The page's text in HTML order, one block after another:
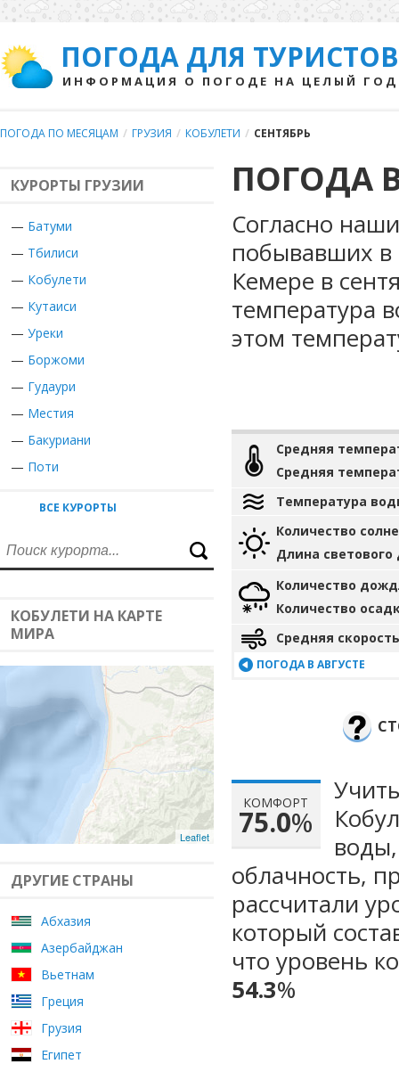
ПОГОДА ДЛЯ ТУРИСТОВ
ИНФОРМАЦИЯ О ПОГОДЕ НА ЦЕЛЫЙ ГОД
ПОГОДА ПО МЕСЯЦАМ / ГРУЗИЯ / КОБУЛЕТИ / СЕНТЯБРЬ
КУРОРТЫ ГРУЗИИ
— Батуми
— Тбилиси
— Кобулети
— Кутаиси
— Уреки
— Боржоми
— Гудаури
— Местия
— Бакуриани
— Поти
ВСЕ КУРОРТЫ
КОБУЛЕТИ НА КАРТЕ
МИРА
Leaflet
ДРУГИЕ СТРАНЫ
Абхазия
Азербайджан
Вьетнам
Греция
Грузия
Египет
ПОГОДА
Согласно
побывавших в
Кемере в
температура
этом
Средняя
Средняя
Температура
Количество
Длина светового
Количество
Количество
Средняя
ПОГОДА В АВГУСТЕ
КОМФОРТ
75.0%
облачность,
рассчитали
который
что уровень
54.3%